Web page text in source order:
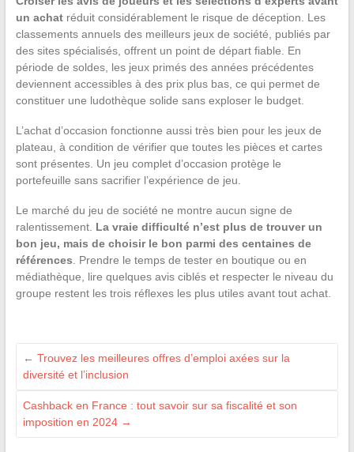
un achatréduit considérablement le risque de déception. Les
classements annuels des meilleurs jeux de société, publiés par
des sites spécialisés, offrent un point de départ fiable. En
période de soldes, les jeux primés des années précédentes
deviennent accessibles à des prix plus bas, ce qui permet de
constituer une ludothèque solide sans exploser le budget.
L’achat d’occasion fonctionne aussi très bien pour les jeux de
plateau, à condition de vérifier que toutes les pièces et cartes
sont présentes. Un jeu complet d’occasion protège le
portefeuille sans sacrifier l’expérience de jeu.
Le marché du jeu de société ne montre aucun signe de
ralentissement. La vraie difficulté n’est plus de trouver un
bon jeu, mais de choisir le bon parmi des centaines de
références. Prendre le temps de tester en boutique ou en
médiathèque, lire quelques avis ciblés et respecter le niveau du
groupe restent les trois réflexes les plus utiles avant tout achat.
← Trouvez les meilleures offres d’emploi axées sur la
diversité et l’inclusion
Cashback en France : tout savoir sur sa fiscalité et son
imposition en 2024 →